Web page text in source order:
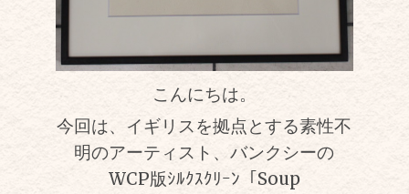
こんにちは。
今回は、イギリスを拠点とする素性不
明のアーティスト、バンクシーの
WCP版ｼﾙｸｽｸﾘｰﾝ「Soup